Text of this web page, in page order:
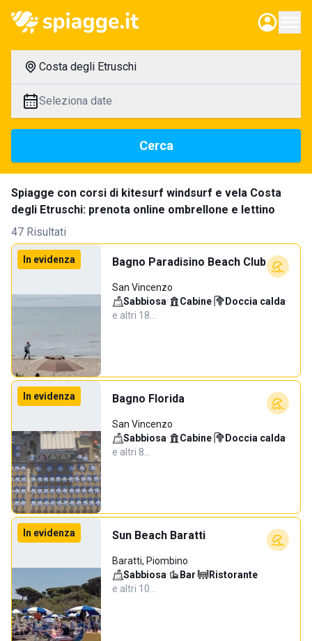
Costa degli Etruschi
Seleziona date
Cerca
Spiagge con corsi di kitesurf windsurf e vela Costa
degli Etruschi: prenota online ombrellone e lettino
47 Risultati
In evidenza Bagno Paradisino Beach Club
San Vincenzo
Sabbiosa· Cabine· Doccia calda·
e altri 18…
In evidenza Bagno Florida
San Vincenzo
Sabbiosa· Cabine· Doccia calda·
e altri 8…
In evidenza Sun Beach Baratti
Baratti, Piombino
Sabbiosa· Bar· Ristorante·
e altri 10…